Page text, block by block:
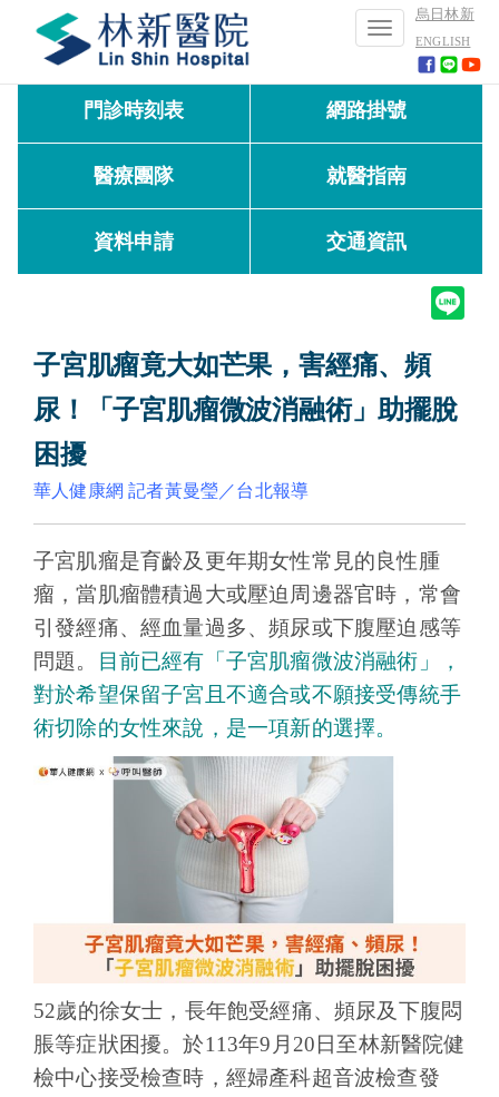
烏日林新
ENGLISH
Toggle
navigation
門診時刻表 網路掛號
醫療團隊 就醫指南
資料申請 交通資訊
子宮肌瘤竟大如芒果，害經痛、頻
尿！「子宮肌瘤微波消融術」助擺脫
困擾
華人健康網 記者黃曼瑩／台北報導
子宮肌瘤是育齡及更年期女性常見的良性腫
瘤，當肌瘤體積過大或壓迫周邊器官時，常會
引發經痛、經血量過多、頻尿或下腹壓迫感等
問題。
目前已經有「子宮肌瘤微波消融術」，
對於希望保留子宮且不適合或不願接受傳統手
術切除的女性來說，是一項新的選擇。
52歲的徐女士，長年飽受經痛、頻尿及下腹悶
脹等症狀困擾。於113年9月20日至林新醫院健
檢中心接受檢查時，經婦產科超音波檢查發